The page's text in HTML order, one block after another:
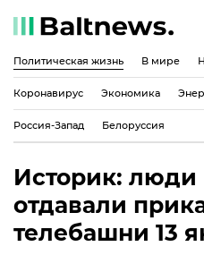
Политическая жизнь В мире
Коронавирус Экономика
Россия-Запад Белоруссия
Историк:
отдавали
телебашни 13